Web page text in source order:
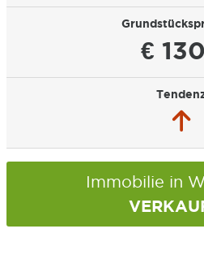
€
Immobilie in